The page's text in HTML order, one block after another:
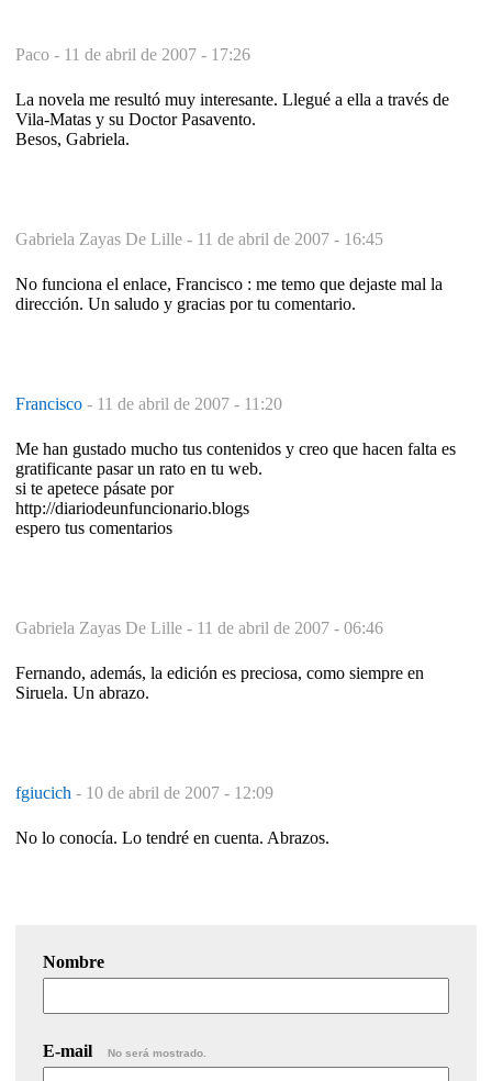
Paco - 11 de abril de 2007 - 17:26
La novela me resultó muy interesante. Llegué a ella a través de
Vila-Matas y su Doctor Pasavento.
Besos, Gabriela.
Gabriela Zayas De Lille - 11 de abril de 2007 - 16:45
No funciona el enlace, Francisco : me temo que dejaste mal la
dirección. Un saludo y gracias por tu comentario.
Francisco - 11 de abril de 2007 - 11:20
Me han gustado mucho tus contenidos y creo que hacen falta es
gratificante pasar un rato en tu web.
si te apetece pásate por
http://diariodeunfuncionario.blogs
espero tus comentarios
Gabriela Zayas De Lille - 11 de abril de 2007 - 06:46
Fernando, además, la edición es preciosa, como siempre en
Siruela. Un abrazo.
fgiucich - 10 de abril de 2007 - 12:09
No lo conocía. Lo tendré en cuenta. Abrazos.
Nombre
E-mail No será mostrado.